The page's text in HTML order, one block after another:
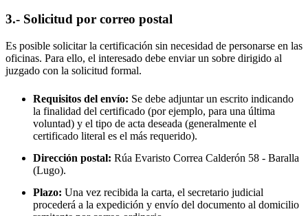
3.- Solicitud por correo postal
Es posible solicitar la certificación sin necesidad de personarse en las
oficinas. Para ello, el interesado debe enviar un sobre dirigido al
juzgado con la solicitud formal.
Requisitos del envío: Se debe adjuntar un escrito indicando
la finalidad del certificado (por ejemplo, para una última
voluntad) y el tipo de acta deseada (generalmente el
certificado literal es el más requerido).
Dirección postal: Rúa Evaristo Correa Calderón 58 - Baralla
(Lugo).
Plazo: Una vez recibida la carta, el secretario judicial
procederá a la expedición y envío del documento al domicilio